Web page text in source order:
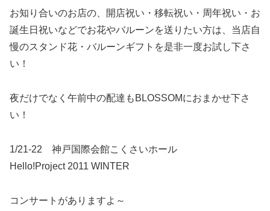
お知り合いのお店の、開店祝い・移転祝い・周年祝い・お
誕生日祝いなどでお花やバルーンを送りたい方は、当店自
慢のスタンド花・バルーンギフトを是非一度お試し下さ
い！
夜だけでなく午前中の配達もBLOSSOMにおまかせ下さ
い！
1/21-22 神戸国際会館こくさいホール
Hello!Project 2011 WINTER
コンサートがありますよ～